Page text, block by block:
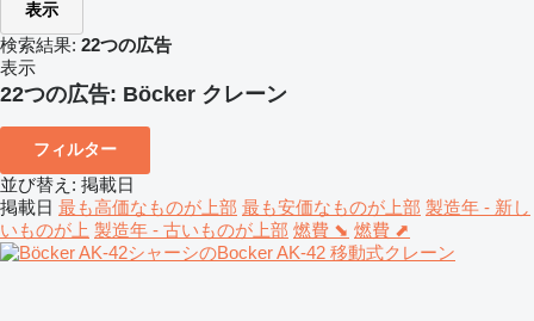
表示
検索結果: 22つの広告
表示
22つの広告: Böcker クレーン
フィルター
並び替え : 掲載日
掲載日 最も高価なものが上部 最も安価なものが上部 製造年 - 新し
いものが上 製造年 - 古いものが上部 燃費 ⬊ 燃費 ⬈